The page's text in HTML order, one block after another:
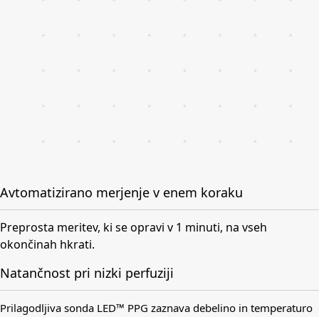
Avtomatizirano merjenje v enem koraku
Preprosta meritev, ki se opravi v 1 minuti, na vseh
okončinah hkrati.
Natančnost pri nizki perfuziji
Prilagodljiva sonda LED™ PPG zaznava debelino in temperaturo